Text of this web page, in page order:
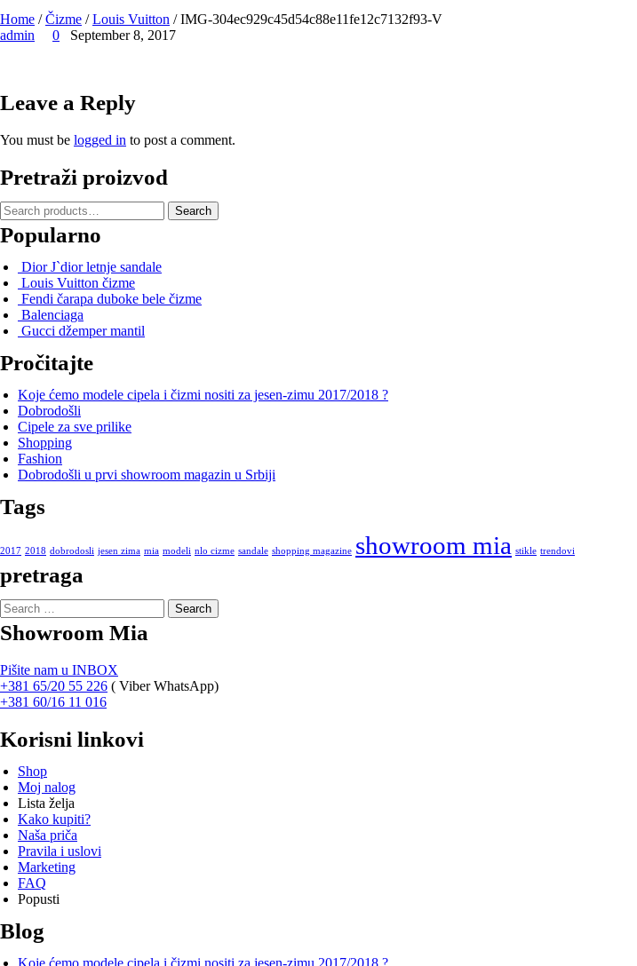
Home /Čizme /Louis Vuitton / IMG-304ec929c45d54c88e11fe12c7132f93-V
admin
0 September 8, 2017
Leave a Reply
You must be logged in to post a comment.
Pretraži proizvod
Search
for:
Search
Popularno
Dior J`dior letnje sandale
Louis Vuitton čizme
Fendi čarapa duboke bele čizme
Balenciaga
Gucci džemper mantil
Pročitajte
Koje ćemo modele cipela i čizmi nositi za jesen-zimu 2017/2018 ?
Dobrodošli
Cipele za sve prilike
Shopping
Fashion
Dobrodošli u prvi showroom magazin u Srbiji
Tags
2017 2018 dobrodosli jesen zima mia modeli nlo cizme sandale shopping magazine showroom mia stikle trendovi
pretraga
Search
for:
Showroom Mia
Pišite nam u INBOX
+381 65/20 55 226 ( Viber WhatsApp)
+381 60/16 11 016
Korisni linkovi
Shop
Moj nalog
Lista želja
Kako kupiti?
Naša priča
Pravila i uslovi
Marketing
FAQ
Popusti
Blog
Koje ćemo modele cipela i čizmi nositi za jesen-zimu 2017/2018 ?